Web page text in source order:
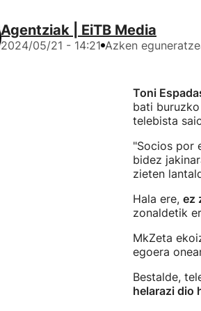
Agentziak | EiTB Media
2024/05/21 - 14:21 Azken
Toni
bati
telebista
"Socios por
bidez
zieten
Hala ere, ez
zonaldetik
MkZeta
egoera
Bestalde,
helarazi dio